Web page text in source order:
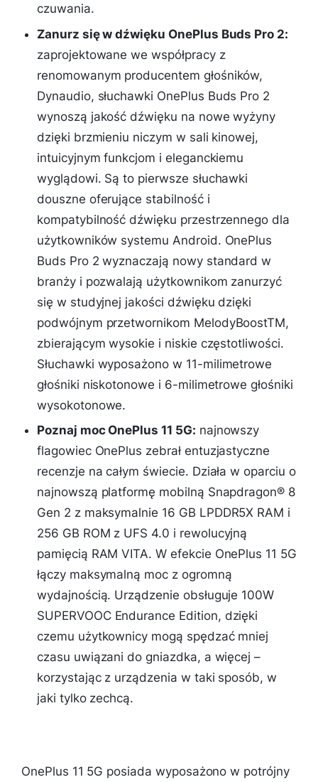
czuwania.
Zanurz się w dźwięku OnePlus Buds Pro 2:
zaprojektowane we współpracy z
renomowanym producentem głośników,
Dynaudio, słuchawki OnePlus Buds Pro 2
wynoszą jakość dźwięku na nowe wyżyny
dzięki brzmieniu niczym w sali kinowej,
intuicyjnym funkcjom i eleganckiemu
wyglądowi. Są to pierwsze słuchawki
douszne oferujące stabilność i
kompatybilność dźwięku przestrzennego dla
użytkowników systemu Android. OnePlus
Buds Pro 2 wyznaczają nowy standard w
branży i pozwalają użytkownikom zanurzyć
się w studyjnej jakości dźwięku dzięki
podwójnym przetwornikom MelodyBoostTM,
zbierającym wysokie i niskie częstotliwości.
Słuchawki wyposażono w 11-milimetrowe
głośniki niskotonowe i 6-milimetrowe głośniki
wysokotonowe.
Poznaj moc OnePlus 11 5G: najnowszy
flagowiec OnePlus zebrał entuzjastyczne
recenzje na całym świecie. Działa w oparciu o
najnowszą platformę mobilną Snapdragon® 8
Gen 2 z maksymalnie 16 GB LPDDR5X RAM i
256 GB ROM z UFS 4.0 i rewolucyjną
pamięcią RAM VITA. W efekcie OnePlus 11 5G
łączy maksymalną moc z ogromną
wydajnością. Urządzenie obsługuje 100W
SUPERVOOC Endurance Edition, dzięki
czemu użytkownicy mogą spędzać mniej
czasu uwiązani do gniazdka, a więcej –
korzystając z urządzenia w taki sposób, w
jaki tylko zechcą.
OnePlus 11 5G posiada wyposażono w potrójny